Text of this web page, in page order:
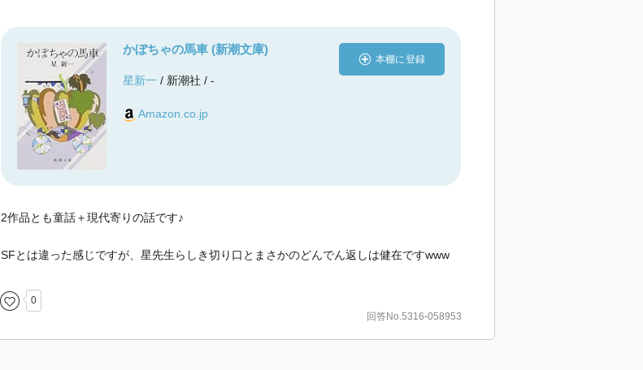
かぼちゃの馬車 (新潮文庫)
星新一 / 新潮社 / -
Amazon.co.jp
本棚に登録
2作品とも童話＋現代寄りの話です♪
SFとは違った感じですが、星先生らしき切り口とまさかのどんでん返しは健在ですwww
0
回答No.5316-058953